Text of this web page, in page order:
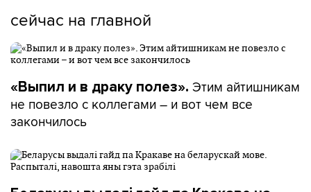
сейчас на главной
«Выпил и в драку полез». Этим айтишникам
не повезло с коллегами – и вот чем все
закончилось